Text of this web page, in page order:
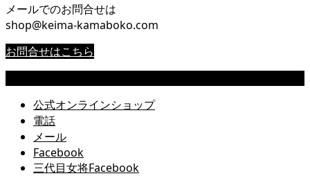
メールでのお問合せは
shop@keima-kamaboko.com
お問合せはこちら
公式オンラインショップ
電話
メール
Facebook
三代目女将Facebook